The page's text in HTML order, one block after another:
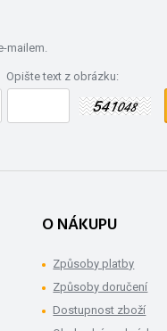
mailem.
Opište text z obrázku:
O NÁKUPU
Způsoby platby
Způsoby doručení
Dostupnost zboží